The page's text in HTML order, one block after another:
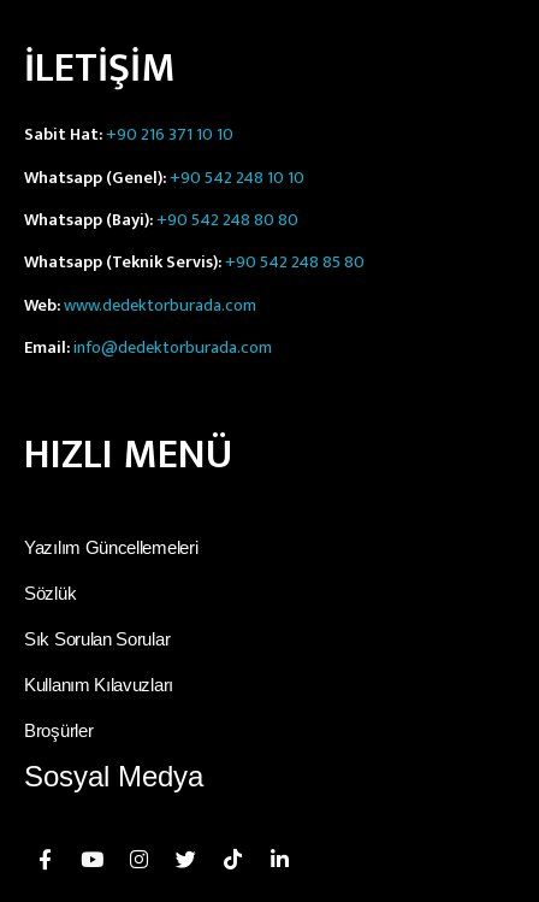
İLETİŞİM
Sabit Hat:+90 216 371 10 10
Whatsapp (Genel):+90 542 248 10 10
Whatsapp (Bayi):+90 542 248 80 80
Whatsapp (Teknik Servis):+90 542 248 85 80
Web:www.dedektorburada.com
Email:info@dedektorburada.com
HIZLI MENÜ
Yazılım Güncellemeleri
Sözlük
Sık Sorulan Sorular
Kullanım Kılavuzları
Broşürler
Sosyal Medya